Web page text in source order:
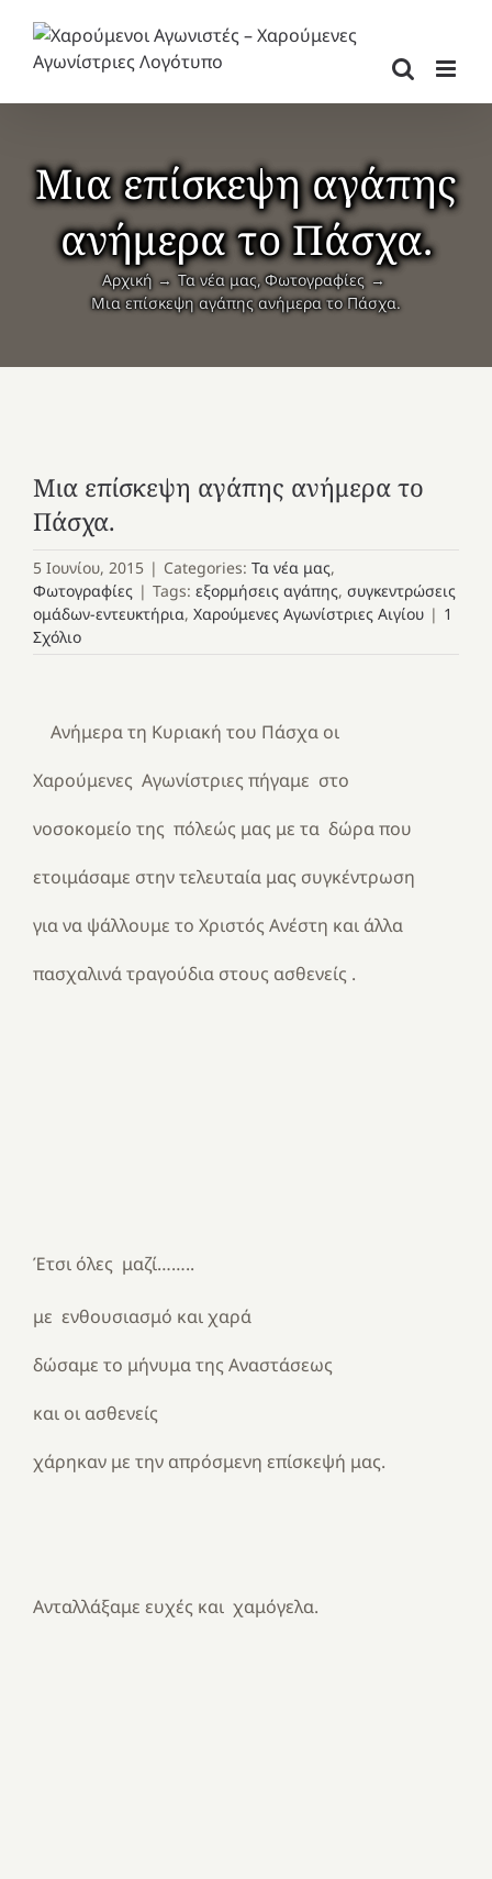
περιεχόμενο
Μια επίσκεψη αγάπης
ανήμερα το Πάσχα.
Αρχική Τα νέα μας Φωτογραφίες
Μια επίσκεψη αγάπης ανήμερα το Πάσχα.
Μια επίσκεψη αγάπης ανήμερα το
Πάσχα.
5 Ιουνίου, 2015 | Categories: Τα νέα μας,
Φωτογραφίες | Tags: εξορμήσεις αγάπης, συγκεντρώσεις
ομάδων-εντευκτήρια, Χαρούμενες Αγωνίστριες Αιγίου | 1
Σχόλιο
Ανήμερα τη Κυριακή του Πάσχα οι
Χαρούμενες Αγωνίστριες πήγαμε στο
νοσοκομείο της πόλεώς μας με τα δώρα που
ετοιμάσαμε στην τελευταία μας συγκέντρωση
για να ψάλλουμε το Χριστός Ανέστη και άλλα
πασχαλινά τραγούδια στους ασθενείς .
Έτσι όλες μαζί……..
με ενθουσιασμό και χαρά
δώσαμε το μήνυμα της Αναστάσεως
και οι ασθενείς
χάρηκαν με την απρόσμενη επίσκεψή μας.
Ανταλλάξαμε ευχές και χαμόγελα.